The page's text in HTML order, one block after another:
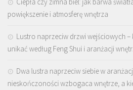
powiększenie i atmosferę wnętrza
Lustro naprzeciw drzwi wejściowych
unikać według Feng Shui i aranżacji
Dwa lustra naprzeciw siebie w
nieskończoności wzbogaca wnętrze, a